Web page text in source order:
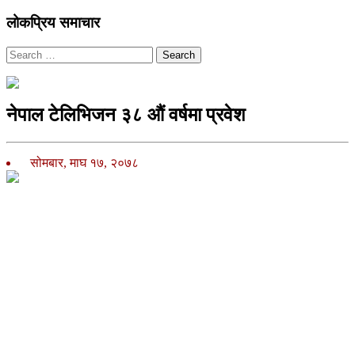
लोकप्रिय समाचार
Search
नेपाल टेलिभिजन ३८ औं वर्षमा प्रवेश
सोमबार, माघ १७, २०७८